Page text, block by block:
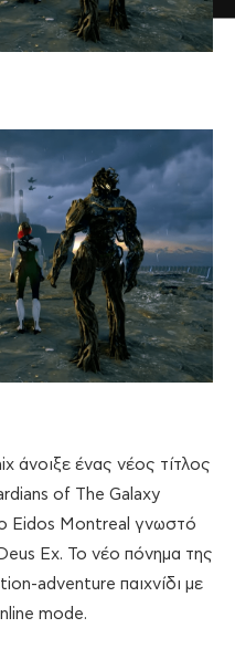
άνοιξε ένας νέος τίτλος
of The Galaxy
Eidos Montreal γνωστό
Ex. Το νέο πόνημα της
adventure παιχνίδι με
mode.